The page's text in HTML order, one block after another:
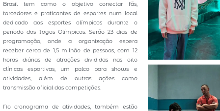
Brasil tem como o objetivo conectar fãs,
torcedores e praticantes de esportes num local
dedicado aos esportes olímpicos durante o
período dos Jogos Olímpicos. Serão 23 dias de
programação, onde a organização espera
receber cerca de 1,5 milhão de pessoas, com 12
horas diárias de atrações divididas nas oito
clínicas esportivas, um palco para shows e
atividades, além de outras ações como
transmissão oficial das competições.
No cronograma de atividades, também estão